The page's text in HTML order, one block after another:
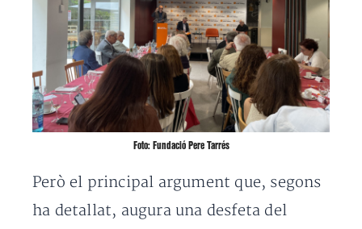
Foto: Fundació Pere Tarrés
Però el principal argument que, segons
ha detallat, augura una desfeta del